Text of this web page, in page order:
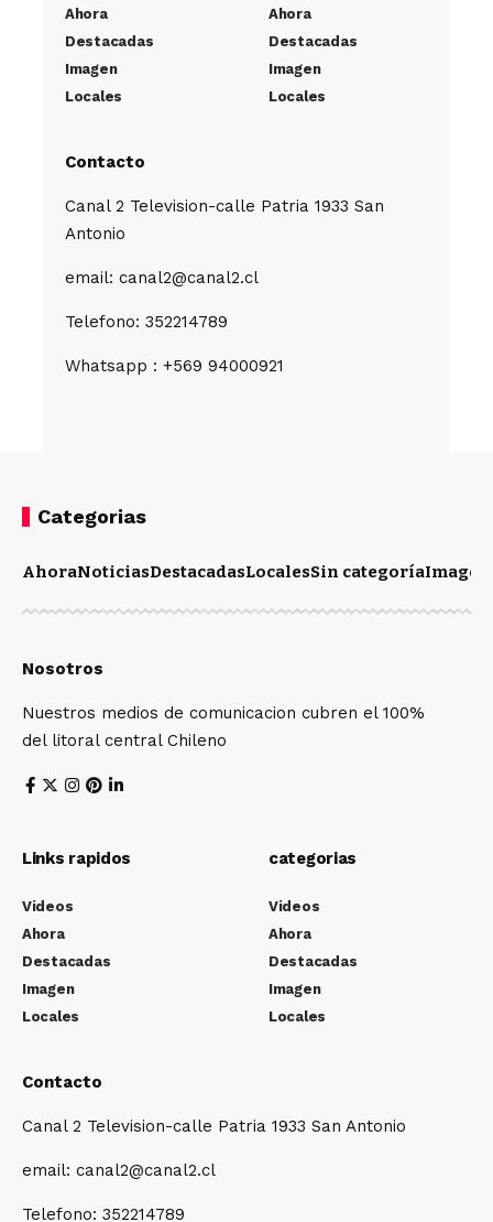
Ahora
Destacadas
Imagen
Locales
Ahora
Destacadas
Imagen
Locales
Contacto
Canal 2 Television-calle Patria 1933 San
Antonio
email: canal2@canal2.cl
Telefono: 352214789
Whatsapp : +569 94000921
Categorias
AhoraNoticiasDestacadasLocalesSin categoríaImagen
Nosotros
Nuestros medios de comunicacion cubren el 100%
del litoral central Chileno
Links rapidos
Videos
Ahora
Destacadas
Imagen
Locales
categorias
Videos
Ahora
Destacadas
Imagen
Locales
Contacto
Canal 2 Television-calle Patria 1933 San Antonio
email: canal2@canal2.cl
Telefono: 352214789